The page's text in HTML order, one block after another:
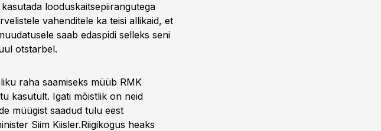
looduskaitsepiirangutega
vahenditele ka teisi allikaid, et
saab edaspidi selleks seni
otstarbel.
raha saamiseks müüb RMK
kasutult. Igati mõistlik on neid
müügist saadud tulu eest
Siim Kiisler.Riigikogus heaks